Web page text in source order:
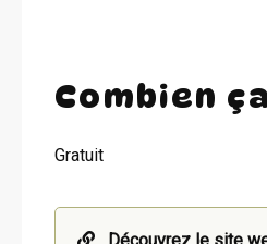
Combien
Gratuit